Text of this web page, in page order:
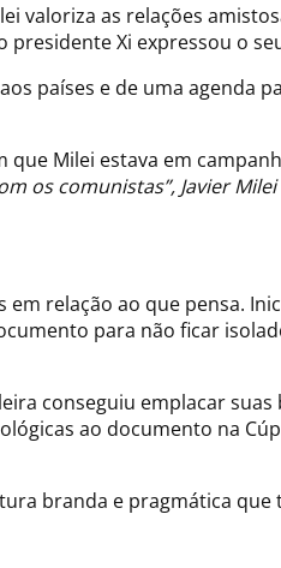
valoriza as relações
Xi expressou o
países e de uma agenda
Milei estava em
os comunistas”, Javier
relação ao que pensa.
para não ficar
conseguiu emplacar suas
ao documento na
branda e pragmática que